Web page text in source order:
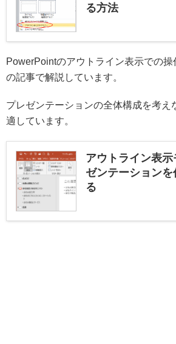
る方法
PowerPointのアウトライン表示での
の記事で解説しています。
プレゼンテーションの全体構成を考え
適しています。
アウトライン表
ゼンテーション
る